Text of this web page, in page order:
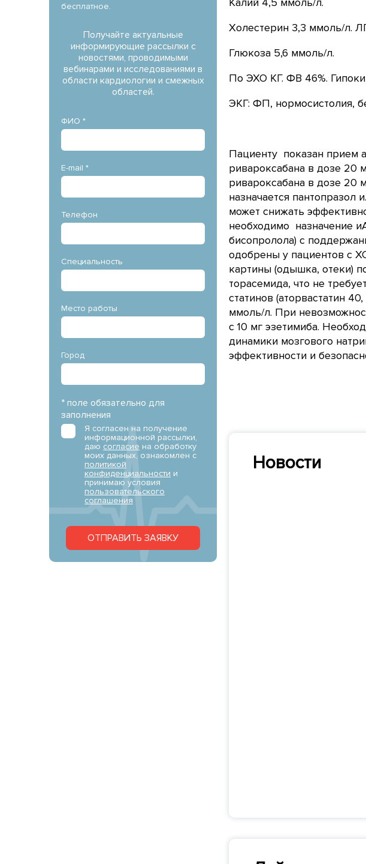
бесплатное.
Получайте актуальные
информирующие рассылки с
новостями, проводимыми
вебинарами и исследованиями в
области кардиологии и смежных
областей.
ФИО *
E-mail *
Телефон
Специальность
Место работы
Город
* поле обязательно для
заполнения
Я согласен на получение
информационной рассылки,
даю согласие на обработку
моих данных, ознакомлен с
политикой
конфиденциальности и
принимаю условия
пользовательского
соглашения
ОТПРАВИТЬ ЗАЯВКУ
Холестерин 3,3 ммоль/л.
Глюкоза 5,6 ммоль/л.
По ЭХО КГ. ФВ 46%.
ЭКГ: ФП, нормосистолия,
Пациенту показан прием
ривароксабана в дозе 20
ривароксабана в дозе 20
назначается пантопразол
может снижать
необходимо назначение
бисопролола) с
одобрены у пациентов с
картины (одышка, отеки)
торасемида, что не
статинов (аторвастатин
ммоль/л. При
с 10 мг эзетимиба.
динамики мозгового
эффективности и
Новости